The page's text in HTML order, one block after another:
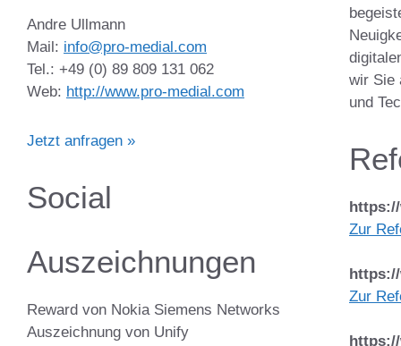
Andre Ullmann
Mail: info@pro-medial.com
Tel.: +49 (0) 89 809 131 062
Web: http://www.pro-medial.com
Jetzt anfragen »
Social
Auszeichnungen
Reward von Nokia Siemens Networks
Auszeichnung von Unify
wir Sie
und
Zur
Zur